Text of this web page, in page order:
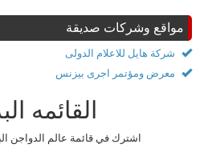
مواقع وشركات صديقة
شركة هايل للاعلام الدولى
معرض ومؤتمر اجرى بيزنس
القائمه
اشترك في قائمة عالم الدواجن